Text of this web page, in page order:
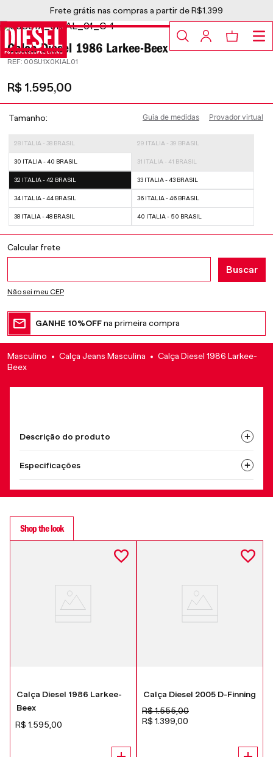
Frete grátis nas compras a partir de R$1.399
Calça Diesel 1986 Larkee-Beex
: 00SU1X0KIAL01
R$ 1.595,00
Provador virtual
Guia de medidas
Tamanho
28 ITALIA - 38 BRASIL 29 ITALIA - 39 BRASIL
30 ITALIA - 40 BRASIL 31 ITALIA - 41 BRASIL
32 ITALIA - 42 BRASIL 33 ITALIA - 43 BRASIL
34 ITALIA - 44 BRASIL 36 ITALIA - 46 BRASIL
38 ITALIA - 48 BRASIL 40 ITALIA - 50 BRASIL
Não sei meu CEP
GANHE 10%OFFna primeira compra
Masculino Calça Jeans Masculina
Calça Diesel 1986 Larkee-
Beex
Descrição do produto
Especificações
Shop the look
Calça Diesel 1986 Larkee-
Beex
R$ 1 595 00
Calça Diesel 2005 D-Finning
R$1.555,00
R$ 1 399 00